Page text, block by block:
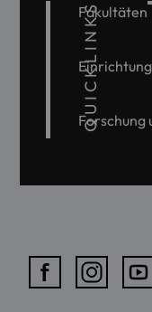
QUICKLINKS
Fakultäten
Forschung